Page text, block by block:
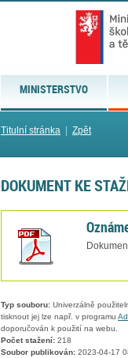
MINISTERSTVO
Titulní stránka Zpět
DOKUMENT KE
Typ souboru: Univerzálně
tisknout jej lze např. v programu
doporučován k použití na webu.
Počet stažení: 218
Soubor publikován: 2023-04-17